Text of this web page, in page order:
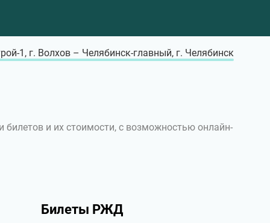
1, г. Волхов – Челябинск-главный, г. Челябинск
билетов и их стоимости, с возможностью онлайн-
Билеты РЖД